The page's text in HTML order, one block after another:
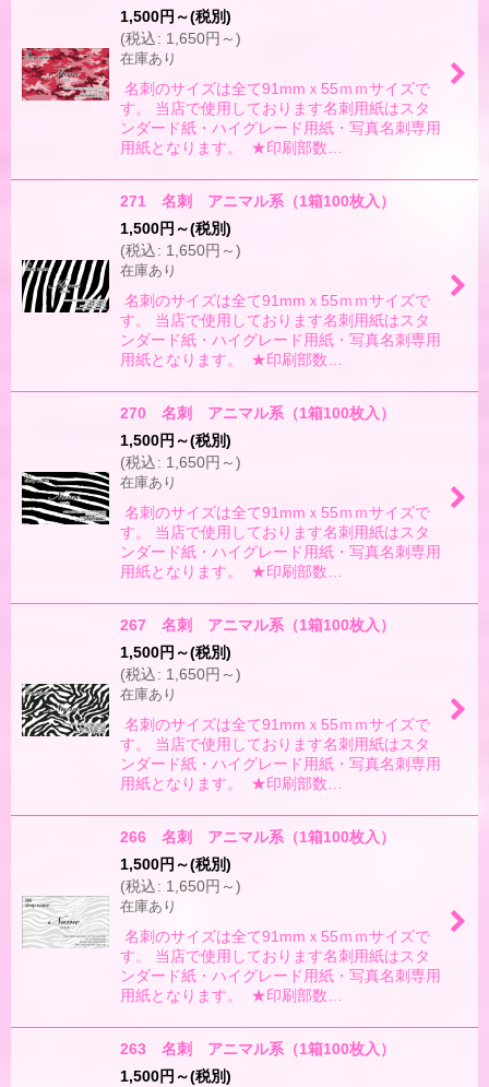
1,500円 ～(税別)
(税込: 1,650円 ～)
在庫あり
名刺のサイズは全て91mmｘ55ｍｍサイズで
す。 当店で使用しております名刺用紙はスタ
ンダード紙・ハイグレード用紙・写真名刺専用
用紙となります。 ★印刷部数…
271 名刺 アニマル系（1箱100枚入）
1,500円 ～(税別)
(税込: 1,650円 ～)
在庫あり
名刺のサイズは全て91mmｘ55ｍｍサイズで
す。 当店で使用しております名刺用紙はスタ
ンダード紙・ハイグレード用紙・写真名刺専用
用紙となります。 ★印刷部数…
270 名刺 アニマル系（1箱100枚入）
1,500円 ～(税別)
(税込: 1,650円 ～)
在庫あり
名刺のサイズは全て91mmｘ55ｍｍサイズで
す。 当店で使用しております名刺用紙はスタ
ンダード紙・ハイグレード用紙・写真名刺専用
用紙となります。 ★印刷部数…
267 名刺 アニマル系（1箱100枚入）
1,500円 ～(税別)
(税込: 1,650円 ～)
在庫あり
名刺のサイズは全て91mmｘ55ｍｍサイズで
す。 当店で使用しております名刺用紙はスタ
ンダード紙・ハイグレード用紙・写真名刺専用
用紙となります。 ★印刷部数…
266 名刺 アニマル系（1箱100枚入）
1,500円 ～(税別)
(税込: 1,650円 ～)
在庫あり
名刺のサイズは全て91mmｘ55ｍｍサイズで
す。 当店で使用しております名刺用紙はスタ
ンダード紙・ハイグレード用紙・写真名刺専用
用紙となります。 ★印刷部数…
263 名刺 アニマル系（1箱100枚入）
1,500円 ～(税別)